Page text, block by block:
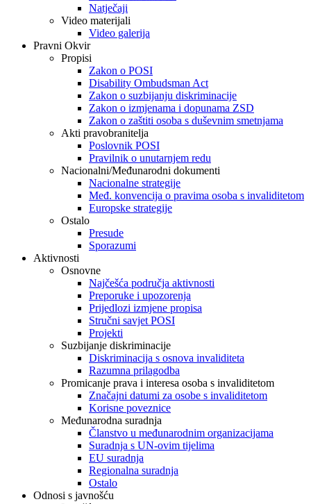
Natječaji
Video materijali
Video galerija
Pravni Okvir
Propisi
Zakon o POSI
Disability Ombudsman Act
Zakon o suzbijanju diskriminacije
Zakon o izmjenama i dopunama ZSD
Zakon o zaštiti osoba s duševnim smetnjama
Akti pravobranitelja
Poslovnik POSI
Pravilnik o unutarnjem redu
Nacionalni/Međunarodni dokumenti
Nacionalne strategije
Međ. konvencija o pravima osoba s invaliditetom
Europske strategije
Ostalo
Presude
Sporazumi
Aktivnosti
Osnovne
Najčešća područja aktivnosti
Preporuke i upozorenja
Prijedlozi izmjene propisa
Stručni savjet POSI
Projekti
Suzbijanje diskriminacije
Diskriminacija s osnova invaliditeta
Razumna prilagodba
Promicanje prava i interesa osoba s invaliditetom
Značajni datumi za osobe s invaliditetom
Korisne poveznice
Međunarodna suradnja
Članstvo u međunarodnim organizacijama
Suradnja s UN-ovim tijelima
EU suradnja
Regionalna suradnja
Ostalo
Odnosi s javnošću